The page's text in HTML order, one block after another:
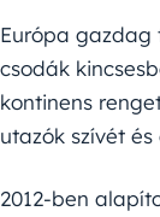
Európa gazdag
csodák
kontinens
utazók szívét és
2012-ben